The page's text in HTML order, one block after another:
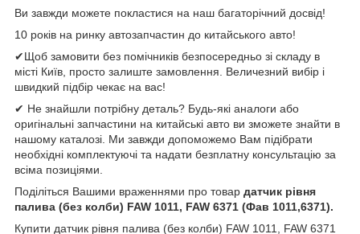
Ви завжди можете покластися на наш багаторічний досвід!
10 років на ринку автозапчастин до китайського авто!
✔Щоб замовити без помічників безпосередньо зі складу в
місті Київ, просто залиште замовлення. Величезний вибір і
швидкий підбір чекає на вас!
✔ Не знайшли потрібну деталь? Будь-які аналоги або
оригінальні запчастини на китайські авто ви зможете знайти в
нашому каталозі. Ми завжди допоможемо Вам підібрати
необхідні комплектуючі та надати безплатну консультацію за
всіма позиціями.
Поділіться Вашими враженнями про товар датчик рівня
палива (без колби) FAW 1011, FAW 6371 (Фав 1011,6371).
Купити датчик рівня палива (без колби) FAW 1011, FAW 6371